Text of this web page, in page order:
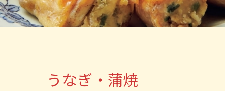
うなぎ・蒲焼